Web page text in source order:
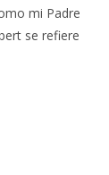
mi Padre
se refiere